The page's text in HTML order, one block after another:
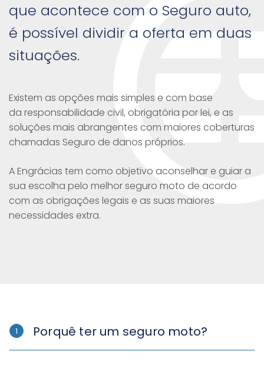
que acontece com o Seguro auto,
é possível dividir a oferta em duas
situações.
Existem as opções mais simples e com base
da responsabilidade civil, obrigatória por lei, e as
soluções mais abrangentes com maiores coberturas
chamadas Seguro de danos próprios.
A Engrácias tem como objetivo aconselhar e guiar a
sua escolha pelo melhor seguro moto de acordo
com as obrigações legais e as suas maiores
necessidades extra.
1 Porquê ter um seguro moto?